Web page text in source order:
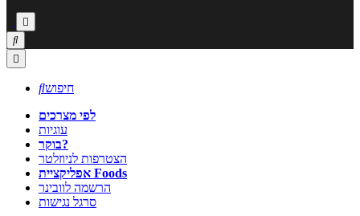



חיפוש
לפי מצרכים
עוגיות
בוקר?
הצטרפות לניוזלטר
אפליקציית Foods
הרשמה לוובינר
סרגל נגישות